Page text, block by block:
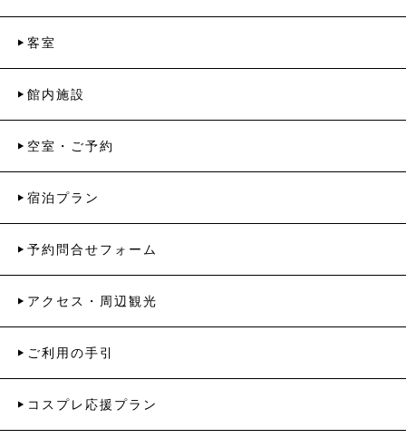
客室
館内施設
空室・ご予約
宿泊プラン
予約問合せフォーム
アクセス・周辺観光
ご利用の手引
コスプレ応援プラン